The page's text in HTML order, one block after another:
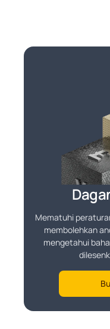
Mematuhi
membolehkan
mengetahui